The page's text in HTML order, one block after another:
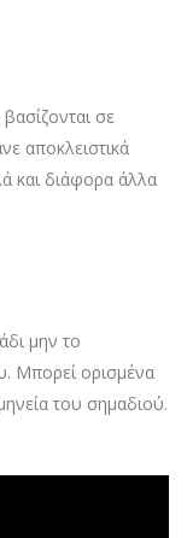
σε
αποκλειστικά
και διάφορα άλλα
μην το
Μπορεί ορισμένα
του σημαδιού.